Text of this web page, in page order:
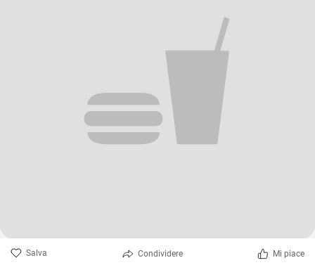
Salva Condividere Mi piace